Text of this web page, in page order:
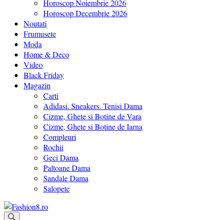
Horoscop Noiembrie 2026
Horoscop Decembrie 2026
Noutati
Frumusete
Moda
Home & Deco
Video
Black Friday
Magazin
Carti
Adidasi. Sneakers. Tenisi Dama
Cizme, Ghete si Botine de Vara
Cizme, Ghete si Botine de Iarna
Compleuri
Rochii
Geci Dama
Paltoane Dama
Sandale Dama
Salopete